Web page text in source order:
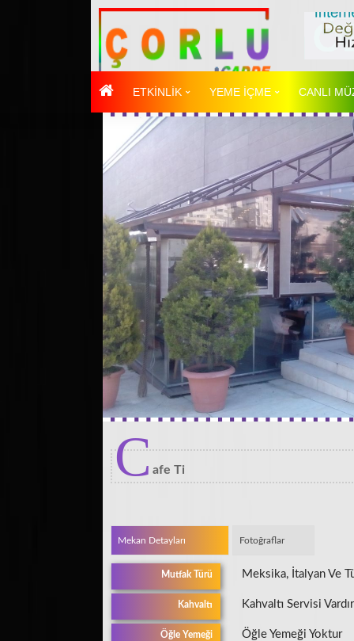
ETKİNLİK YEME İÇME CANLI
Cafe Ti
Mekan Detayları Fotoğraflar
Mutfak Türü Meksika, İtalyan Ve
Kahvaltı Kahvaltı Servisi Vardır
Öğle Yemeği Öğle Yemeği Yoktur